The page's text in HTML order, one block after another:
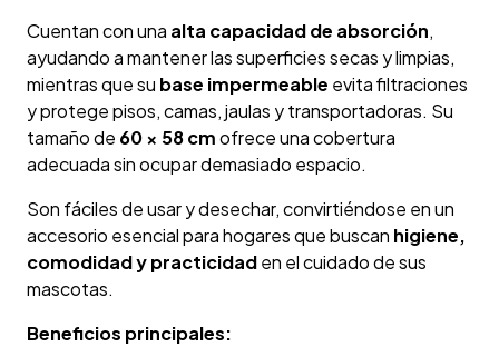
Cuentan con una alta capacidad de absorción,
ayudando a mantener las superficies secas y limpias,
mientras que su base impermeable evita filtraciones
y protege pisos, camas, jaulas y transportadoras. Su
tamaño de 60 × 58 cmofrece una cobertura
adecuada sin ocupar demasiado espacio.
Son fáciles de usar y desechar, convirtiéndose en un
accesorio esencial para hogares que buscan higiene,
comodidad y practicidaden el cuidado de sus
mascotas.
Beneficios principales: